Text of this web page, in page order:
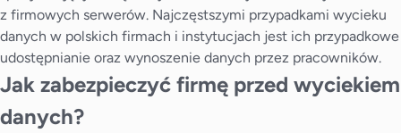
z firmowych serwerów. Najczęstszymi przypadkami wycieku
danych w polskich firmach i instytucjach jest ich przypadkowe
udostępnianie oraz wynoszenie danych przez pracowników.
Jak zabezpieczyć firmę przed wyciekiem
danych?